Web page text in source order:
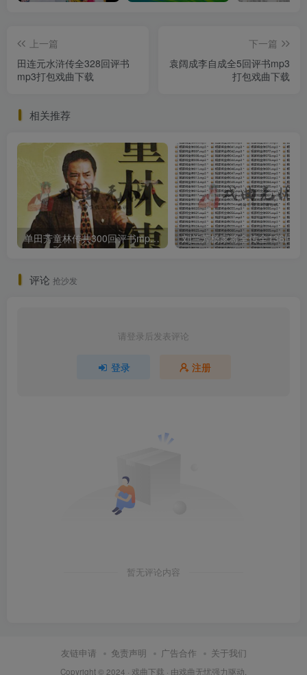
上一篇
田连元水浒传全328回评书
mp3打包戏曲下载
下一篇
袁阔成李自成全5回评书mp3
打包戏曲下载
相关推荐
单田芳童林传共300回评书mp3打包戏曲下载 刘兰芳杨家将全传全136回
评论 抢沙发
请登录后发表评论
登录 注册
暂无评论内容
友链申请 免责声明 广告合作 关于我们
Copyright © 2024 · 戏曲下载 · 由戏曲无忧强力驱动.